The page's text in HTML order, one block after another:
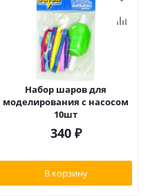
Набор шаров для
моделирования с насосом
10шт
340₽
В корзину